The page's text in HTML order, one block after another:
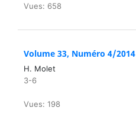
Vues: 658
Volume 33, Numéro 4/2014
H. Molet
3-6
Vues: 198